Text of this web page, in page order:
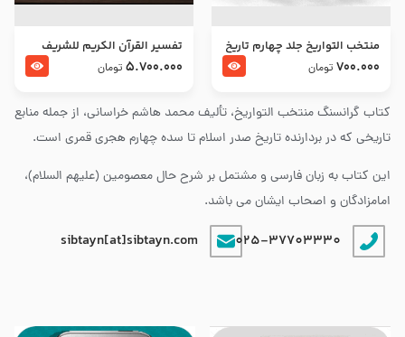
کتاب گرانسنگ منتخب التواريخ، تألیف محمد هاشم خراسانی، از جمله منابع
تاریخی که در بردارنده تاریخ صدر اسلام تا سده چهارم هجری قمری است.
این کتاب به زبان فارسی و مشتمل بر شرح حال معصومین (علیهم السلام)،
امامزادگان و اصحاب ایشان می باشد.
025-37703330
sibtayn[at]sibtayn.com
منتخب التواریخ جلد چهارم تاریخ
امام زین العابدین و امام محمد
700.000 تومان
تفسير القرآن الكريم للشريف
المرتضي قدس سرّه
5.700.000 تومان